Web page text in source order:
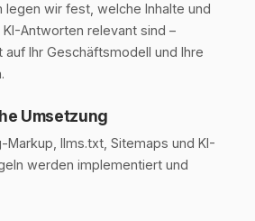
legen wir fest, welche Inhalte und
Antworten relevant sind –
Ihr Geschäftsmodell und Ihre
Umsetzung
Markup, llms.txt, Sitemaps und KI-
werden implementiert und